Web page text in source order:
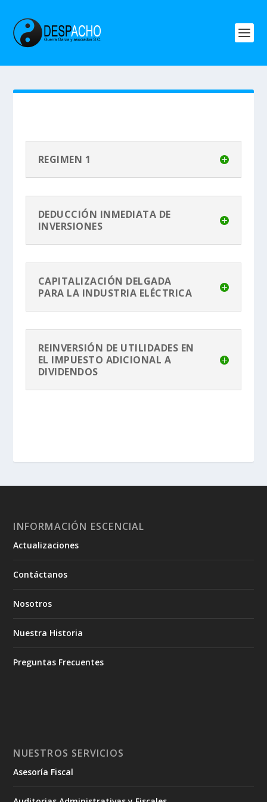
REGIMEN 1
DEDUCCIÓN INMEDIATA DE
INVERSIONES
CAPITALIZACIÓN DELGADA
PARA LA INDUSTRIA ELÉCTRICA
REINVERSIÓN DE UTILIDADES EN
EL IMPUESTO ADICIONAL A
DIVIDENDOS
INFORMACIÓN ESCENCIAL
Actualizaciones
Contáctanos
Nosotros
Nuestra Historia
Preguntas Frecuentes
NUESTROS SERVICIOS
Asesoría Fiscal